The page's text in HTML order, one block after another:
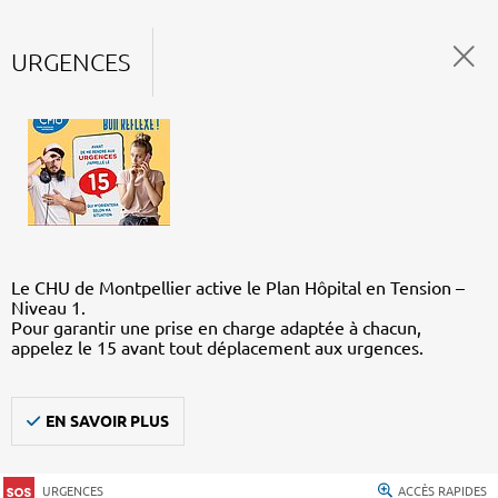
URGENCES
Le CHU de Montpellier active le Plan Hôpital en Tension –
Niveau 1.
Pour garantir une prise en charge adaptée à chacun,
appelez le 15 avant tout déplacement aux urgences.
EN SAVOIR PLUS
URGENCES ACCÈS RAPIDES